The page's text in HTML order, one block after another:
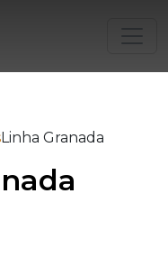
Linha Granada